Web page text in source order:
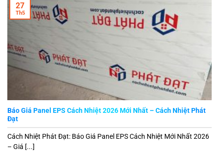
Báo Giá Panel EPS Cách Nhiệt 2026 Mới Nhất – Cách Nhiệt Phát
Đạt
Cách Nhiệt Phát Đạt: Báo Giá Panel EPS Cách Nhiệt Mới Nhất 2026
– Giá [...]
27
Th5